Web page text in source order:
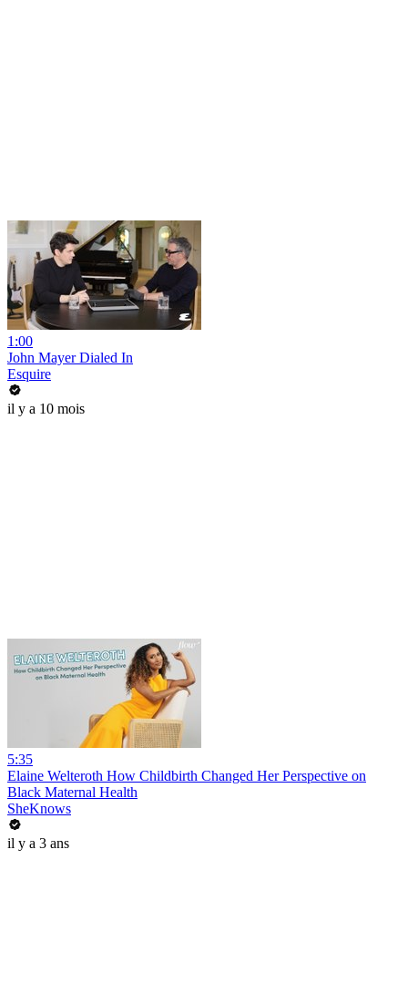
1:00
John Mayer Dialed In
Esquire
il y a 10 mois
5:35
Elaine Welteroth How Childbirth Changed Her Perspective on
Black Maternal Health
SheKnows
il y a 3 ans